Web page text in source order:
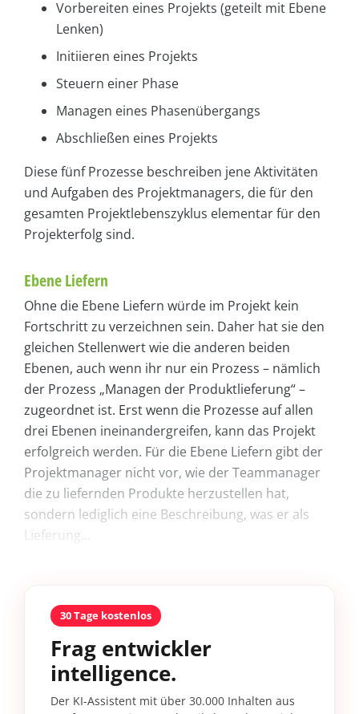
Vorbereiten eines Projekts (geteilt mit Ebene
Lenken)
Initiieren eines Projekts
Steuern einer Phase
Managen eines Phasenübergangs
Abschließen eines Projekts
Diese fünf Prozesse beschreiben jene Aktivitäten
und Aufgaben des Projektmanagers, die für den
gesamten Projektlebenszyklus elementar für den
Projekterfolg sind.
Ebene Liefern
Ohne die Ebene Liefern würde im Projekt kein
Fortschritt zu verzeichnen sein. Daher hat sie den
gleichen Stellenwert wie die anderen beiden
Ebenen, auch wenn ihr nur ein Prozess – nämlich
der Prozess „Managen der Produktlieferung“ –
zugeordnet ist. Erst wenn die Prozesse auf allen
drei Ebenen ineinandergreifen, kann das Projekt
erfolgreich werden. Für die Ebene Liefern gibt der
Projektmanager nicht vor, wie der Teammanager
die zu liefernden Produkte herzustellen hat,
sondern lediglich eine Beschreibung, was er als
Lieferung...
30 Tage kostenlos
Frag entwickler
intelligence.
Der KI-Assistent mit über 30.000 Inhalten aus